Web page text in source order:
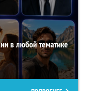
в любой тематике